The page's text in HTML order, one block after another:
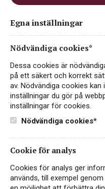
Kasper Blohm
Egna inställningar
Nödvändiga cookies*
Dessa cookies är
på ett säkert och korrekt
av. Nödvändiga cookies
inställningar du gör på
inställningar för cookies.
Nödvändiga cookies*
Cookie för analys
Cookies för analys ger
används, till exempel